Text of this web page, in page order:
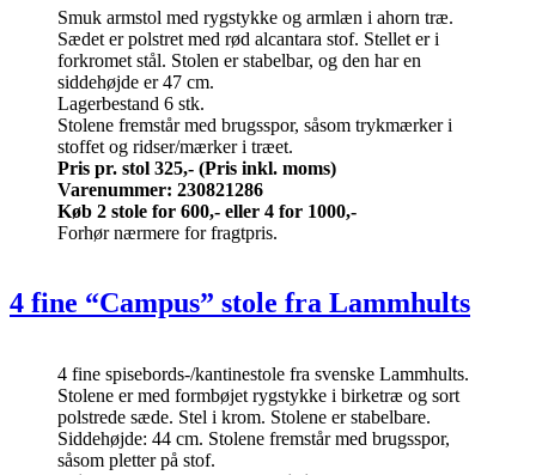
Smuk armstol med rygstykke og armlæn i ahorn træ.
Sædet er polstret med rød alcantara stof. Stellet er i
forkromet stål. Stolen er stabelbar, og den har en
siddehøjde er 47 cm.
Lagerbestand 6 stk.
Stolene fremstår med brugsspor, såsom trykmærker i
stoffet og ridser/mærker i træet.
Pris pr. stol 325,- (Pris inkl. moms)
Varenummer: 230821286
Køb 2 stole for 600,- eller 4 for 1000,-
Forhør nærmere for fragtpris.
4 fine “Campus” stole fra Lammhults
4 fine spisebords-/kantinestole fra svenske Lammhults.
Stolene er med formbøjet rygstykke i birketræ og sort
polstrede sæde. Stel i krom. Stolene er stabelbare.
Siddehøjde: 44 cm. Stolene fremstår med brugsspor,
såsom pletter på stof.